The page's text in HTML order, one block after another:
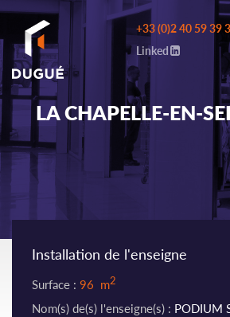
Go to
main
content
+33 (0)2 40 59 39
Linked
LA CHAPELLE-EN-
Installation de l'enseigne
Surface : 96 m2
Nom(s) de(s) l'enseigne(s) : PODIUM